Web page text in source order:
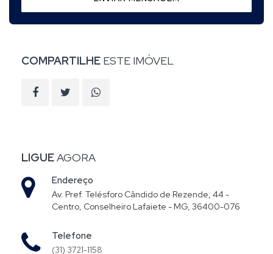
COMPARTILHE ESTE IMÓVEL
LIGUE AGORA
Endereço
Av. Pref. Telésforo Cândido de Rezende, 44 -
Centro, Conselheiro Lafaiete - MG, 36400-076
Telefone
(31) 3721-1158